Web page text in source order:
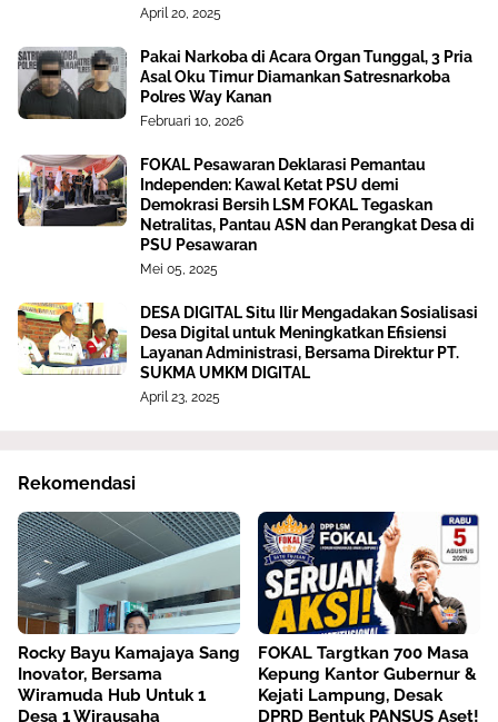
April 20, 2025
Pakai Narkoba di Acara Organ Tunggal, 3 Pria
Asal Oku Timur Diamankan Satresnarkoba
Polres Way Kanan
Februari 10, 2026
FOKAL Pesawaran Deklarasi Pemantau
Independen: Kawal Ketat PSU demi
Demokrasi Bersih LSM FOKAL Tegaskan
Netralitas, Pantau ASN dan Perangkat Desa di
PSU Pesawaran
Mei 05, 2025
DESA DIGITAL Situ Ilir Mengadakan Sosialisasi
Desa Digital untuk Meningkatkan Efisiensi
Layanan Administrasi, Bersama Direktur PT.
SUKMA UMKM DIGITAL
April 23, 2025
Rekomendasi
Rocky Bayu Kamajaya Sang
Inovator, Bersama
Wiramuda Hub Untuk 1
Desa 1 Wirausaha
FOKAL Targtkan 700 Masa
Kepung Kantor Gubernur &
Kejati Lampung, Desak
DPRD Bentuk PANSUS Aset!